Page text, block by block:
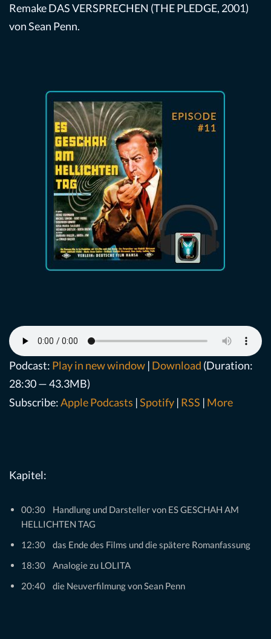
Remake DAS VERSPRECHEN (THE PLEDGE, 2001)
von Sean Penn.
Podcast: Play in new window | Download (Duration:
28:30 — 43.3MB)
Subscribe:Apple Podcasts |Spotify | RSS | More
Kapitel:
00:30 Handlung und Darsteller von ES GESCHAH AM
HELLICHTEN TAG
12:30 das Ende des Films und die spätere Romanfassung
18:30 Analogie zu LOLITA
20:40 die Neuverfilmung von Sean Penn